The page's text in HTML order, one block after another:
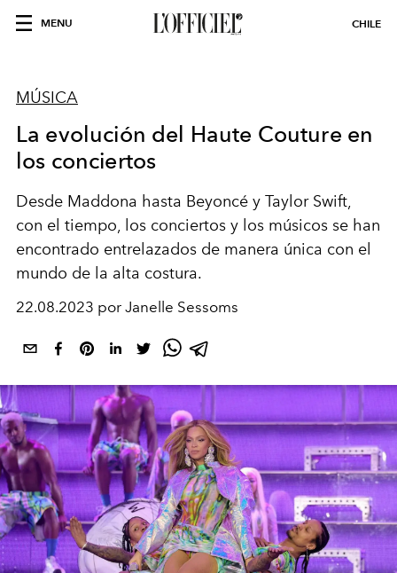
MENU CHILE
MÚSICA
La evolución del Haute Couture en
los conciertos
Desde Maddona hasta Beyoncé y Taylor Swift,
con el tiempo, los conciertos y los músicos se han
encontrado entrelazados de manera única con el
mundo de la alta costura.
22.08.2023 por Janelle Sessoms